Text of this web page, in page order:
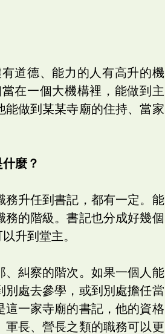
道德、能力的人有高升的機
在一個大機構裡，能做到主
做到某某寺廟的住持、當家
麼？
升任到書記，都有一定。能
的階級。書記也分成好幾個
升到堂主。
糾察的階次。如果一個人能
處去參學，或到別處擔任當
一家寺廟的書記，他的資格
長、營長之類的職務可以更